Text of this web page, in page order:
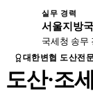
실무 경력
서울지방
국세청 송무
대한변협 도산전
도산·조